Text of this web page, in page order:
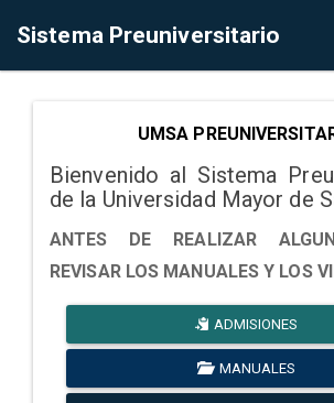
Sistema Preuniversitario
UMSA
Bienvenido al Sistema
de la Universidad Mayor de
ANTES DE REALIZAR
REVISAR LOS MANUALES Y LOS
ADMISIONES
MANUALES